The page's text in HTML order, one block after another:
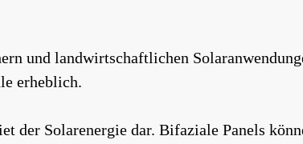
und landwirtschaftlichen
erheblich.
der Solarenergie dar. Bifaziale Panels